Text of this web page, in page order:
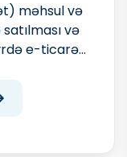
məhsul və
və
e-ticarət
üçün